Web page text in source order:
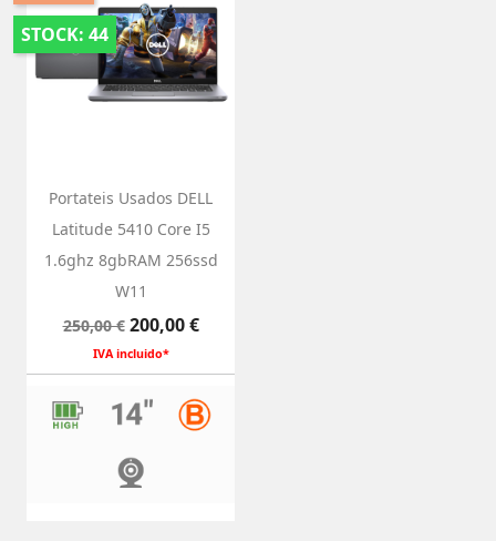
STOCK: 44
Portateis Usados DELL
Latitude 5410 Core I5
1.6ghz 8gbRAM 256ssd
W11
Preço
normal
250,00 € Preço
200,00 €
IVA incluido*